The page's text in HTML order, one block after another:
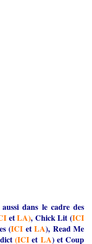
dans le cadre des
etLA), Chick Lit (ICI
(ICI etLA), Read Me
(ICIet LA) et Coup